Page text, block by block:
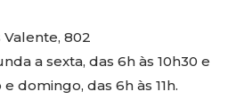
Valente, 802
a sexta, das 6h às 10h30 e
domingo, das 6h às 11h.